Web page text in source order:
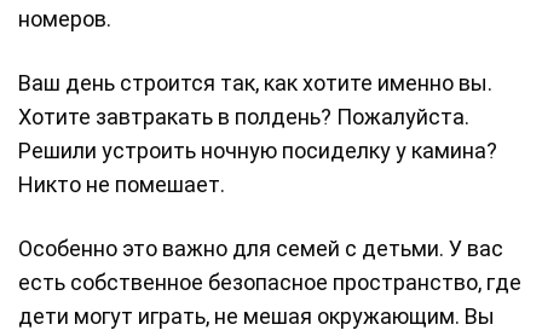
номеров.
Ваш день строится так, как хотите именно вы.
Хотите завтракать в полдень? Пожалуйста.
Решили устроить ночную посиделку у камина?
Никто не помешает.
Особенно это важно для семей с детьми. У вас
есть собственное безопасное пространство, где
дети могут играть, не мешая окружающим. Вы